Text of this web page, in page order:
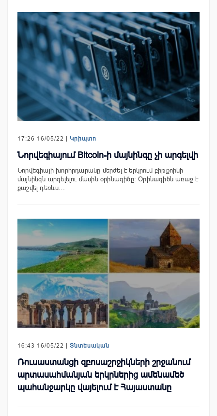
17:26 16/05/22 | Կրիպտո
Նորվեգիայում Bitcoin-ի մայնինգը չի արգելվի
Նորվեգիայի խորհրդարանը մերժել է երկրում բիթքոինի
մայնինգն արգելելու մասին օրինագիծը։ Օրինագիծն առաջ է
քաշվել դեռևս…
16:43 16/05/22 | Տնտեսական
Ռուսաստանցի զբոսաշրջիկների շրջանում
արտասահմանյան երկրներից ամենամեծ
պահանջարկը վայելում է Հայաստանը